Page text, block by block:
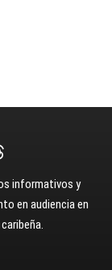
informativos y
en audiencia en